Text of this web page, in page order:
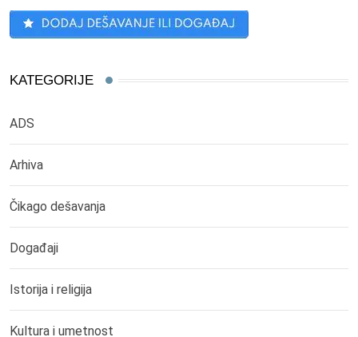
KATEGORIJE
ADS
Arhiva
Čikago dešavanja
Događaji
Istorija i religija
Kultura i umetnost